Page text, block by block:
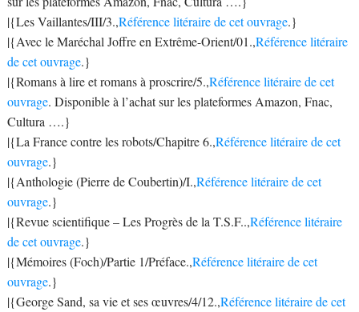
|{Les Vaillantes/III/3.,Référence litéraire de cet ouvrage.}
|{Avec le Maréchal Joffre en Extrême-Orient/01.,Référence litéraire
de cet ouvrage.}
|{Romans à lire et romans à proscrire/5.,Référence litéraire de cet
ouvrage. Disponible à l’achat sur les plateformes Amazon, Fnac,
Cultura ….}
|{La France contre les robots/Chapitre 6.,Référence litéraire de cet
ouvrage.}
|{Anthologie (Pierre de Coubertin)/I.,Référence litéraire de cet
ouvrage.}
|{Revue scientifique – Les Progrès de la T.S.F..,Référence litéraire
de cet ouvrage.}
|{Mémoires (Foch)/Partie 1/Préface.,Référence litéraire de cet
ouvrage.}
|{George Sand, sa vie et ses œuvres/4/12.,Référence litéraire de cet